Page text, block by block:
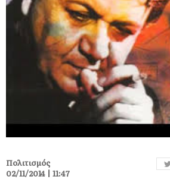
Πολιτισμός
02/11/2014 | 11:47